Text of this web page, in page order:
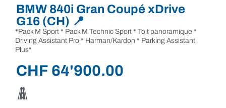
BMW 840i Gran Coupé xDrive
G16 (CH) 📍
*Pack M Sport * Pack M Technic Sport * Toit panoramique *
Driving Assistant Pro * Harman/Kardon * Parking Assistant
Plus*
CHF 64'900.00